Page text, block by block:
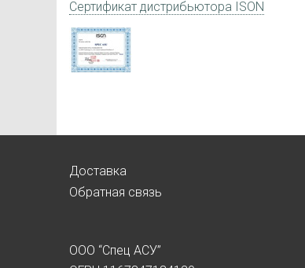
Сертификат дистрибьютора ISON
Доставка
Обратная связь
ООО “Спец АСУ”